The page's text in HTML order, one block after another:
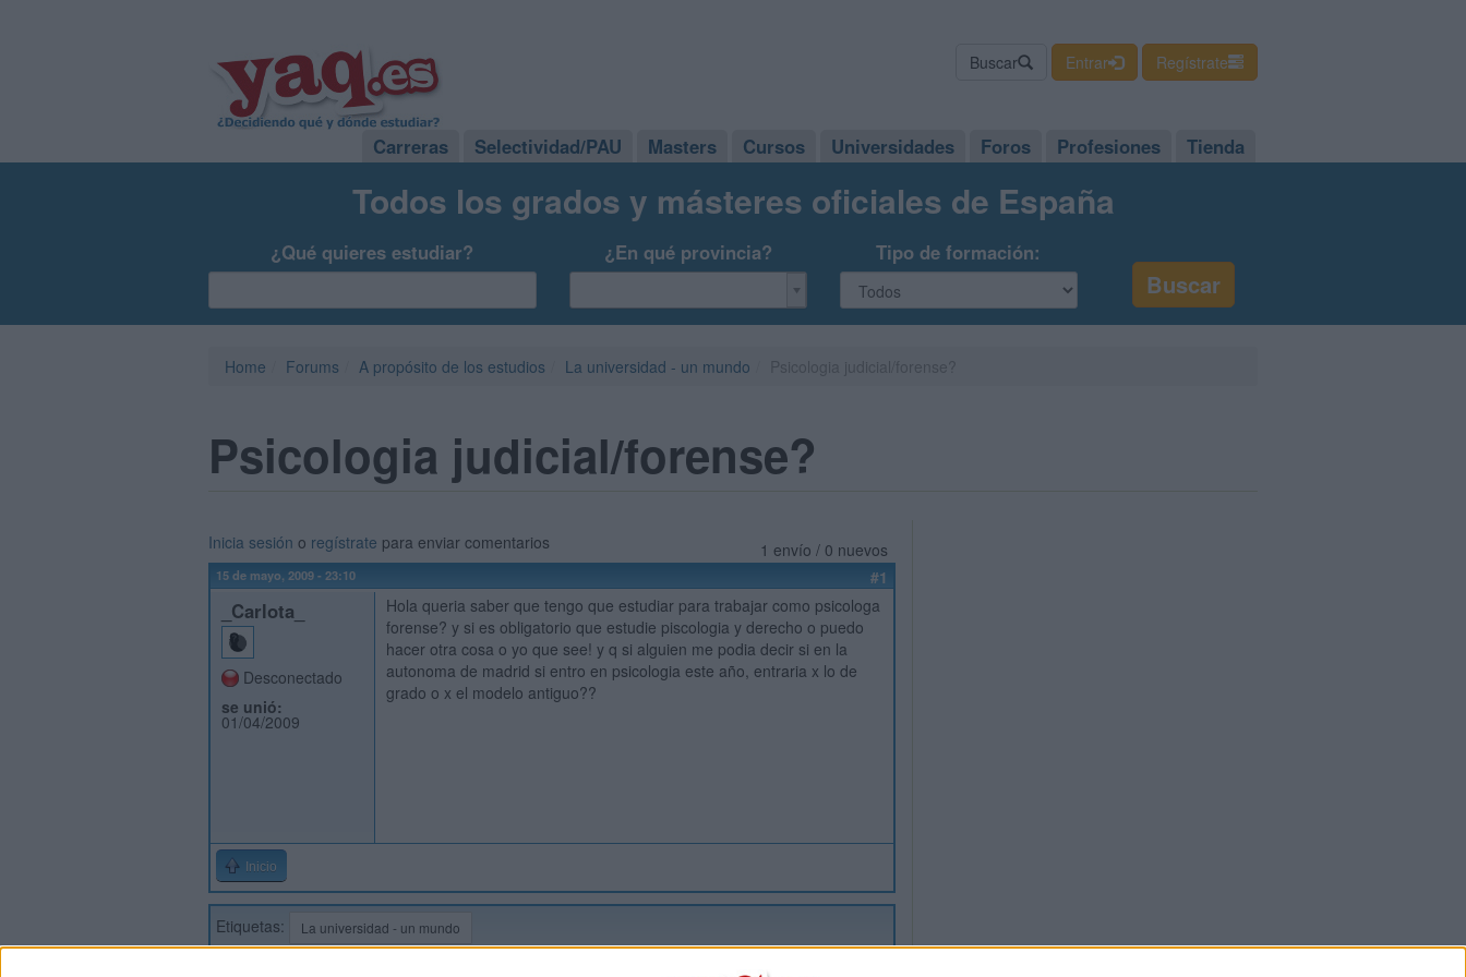
Buscar Entrar Regístrate
Carreras Selectividad/PAU Masters Cursos Universidades Foros Profesiones Tienda
Todos los grados y másteres oficiales de España
¿Qué quieres estudiar? ¿En qué provincia? Tipo de formación:
Home Forums A propósito de los estudios La universidad - un mundo
Psicologia judicial/forense?
1 envío / 0 nuevos
Inicia sesión o regístrate para enviar comentarios
15 de mayo, 2009 - 23:10 #1
_Carlota_
Desconectado
se unió:
01/04/2009
Hola queria saber que tengo que estudiar para trabajar como psicologa
forense? y si es obligatorio que estudie piscologia y derecho o puedo
hacer otra cosa o yo que see! y q si alguien me podia decir si en la
autonoma de madrid si entro en psicologia este año, entraria x lo de
grado o x el modelo antiguo??
Inicio
Etiquetas: La universidad - un mundo